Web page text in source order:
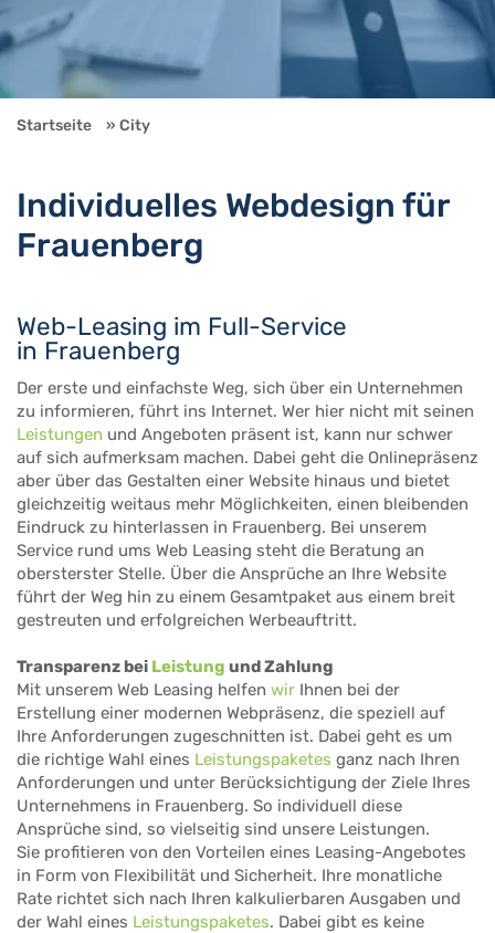
Startseite City
Individuelles Webdesign für
Frauenberg
Web-Leasing im Full-Service
in Frauenberg
Der erste und einfachste Weg, sich über ein Unternehmen
zu informieren, führt ins Internet. Wer hier nicht mit seinen
Leistungen und Angeboten präsent ist, kann nur schwer
auf sich aufmerksam machen. Dabei geht die Onlinepräsenz
aber über das Gestalten einer Website hinaus und bietet
gleichzeitig weitaus mehr Möglichkeiten, einen bleibenden
Eindruck zu hinterlassen in Frauenberg. Bei unserem
Service rund ums Web Leasing steht die Beratung an
obersterster Stelle. Über die Ansprüche an Ihre Website
führt der Weg hin zu einem Gesamtpaket aus einem breit
gestreuten und erfolgreichen Werbeauftritt.
Transparenz bei Leistung und Zahlung
Mit unserem Web Leasing helfen wir Ihnen bei der
Erstellung einer modernen Webpräsenz, die speziell auf
Ihre Anforderungen zugeschnitten ist. Dabei geht es um
die richtige Wahl eines Leistungspaketes ganz nach Ihren
Anforderungen und unter Berücksichtigung der Ziele Ihres
Unternehmens in Frauenberg. So individuell diese
Ansprüche sind, so vielseitig sind unsere Leistungen.
Sie profitieren von den Vorteilen eines Leasing-Angebotes
in Form von Flexibilität und Sicherheit. Ihre monatliche
Rate richtet sich nach Ihren kalkulierbaren Ausgaben und
der Wahl eines Leistungspaketes. Dabei gibt es keine